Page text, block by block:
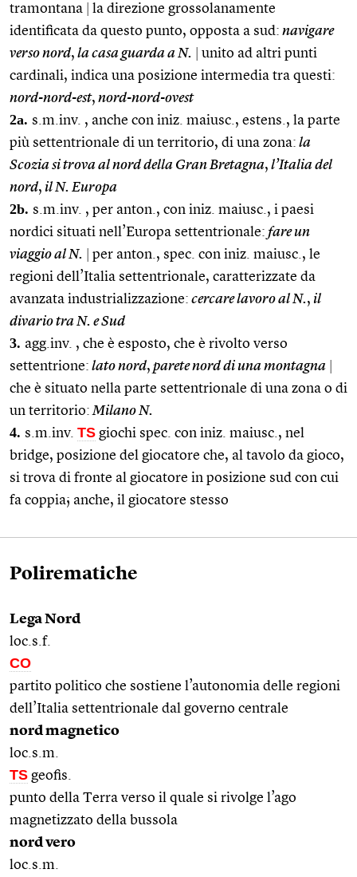
tramontana
la direzione grossolanamente
identificata da questo punto, opposta a sud: navigare
verso nord, la casa guarda a N.
unito ad altri punti
cardinali, indica una posizione intermedia tra questi:
nord-nord-est, nord-nord-ovest
2a. s.m.inv. , anche con iniz. maiusc., estens., la parte
più settentrionale di un territorio, di una zona: la
Scozia si trova al nord della Gran Bretagna, l’Italia del
nord, il N. Europa
2b. s.m.inv. , per anton., con iniz. maiusc., i paesi
nordici situati nell’Europa settentrionale: fare un
viaggio al N.
per anton., spec. con iniz. maiusc., le
regioni dell’Italia settentrionale, caratterizzate da
avanzata industrializzazione: cercare lavoro al N., il
divario tra N. e Sud
3. agg.inv. , che è esposto, che è rivolto verso
settentrione: lato nord, parete nord di una montagna
che è situato nella parte settentrionale di una zona o di
un territorio: Milano N.
4. s.m.inv. TS giochi spec. con iniz. maiusc., nel
bridge, posizione del giocatore che, al tavolo da gioco,
si trova di fronte al giocatore in posizione sud con cui
fa coppia; anche, il giocatore stesso
Polirematiche
Lega Nord
loc.s.f.
CO
partito politico che sostiene l’autonomia delle regioni
dell’Italia settentrionale dal governo centrale
nord magnetico
loc.s.m.
TS geofis.
punto della Terra verso il quale si rivolge l’ago
magnetizzato della bussola
nord vero
loc.s.m.